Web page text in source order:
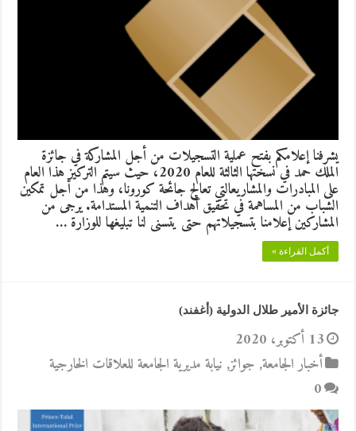
يشرفنا إعلامكم بفتح عملية التسجيلات من أجل المشاركة في جائزة
الملك حمد في نسختها الثالثة للعام 2020، حيث سيتم التركيز هذا العام
على المبادرات والمشاريعالتي تعالج جائحة كورونا، وهذا من أجل تمكين
الشباب من المساهمة في تحقيق أهداف التنمية المستدامة. يرجى من
المشاركين إعلامنا بتسجيلاتهم حتى يتسنى لنا تبليغها للوزارة …
أكمل القراءة »
جائزة الأمير طلال الدولية (أغفند)
13 أكتوبر، 2020
أخبار الجامعة, جوائز, نيابة مديرية الجامعة للعلاقات الخارجية
0